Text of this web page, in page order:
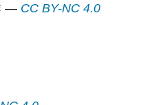
— CC BY-NC 4.0